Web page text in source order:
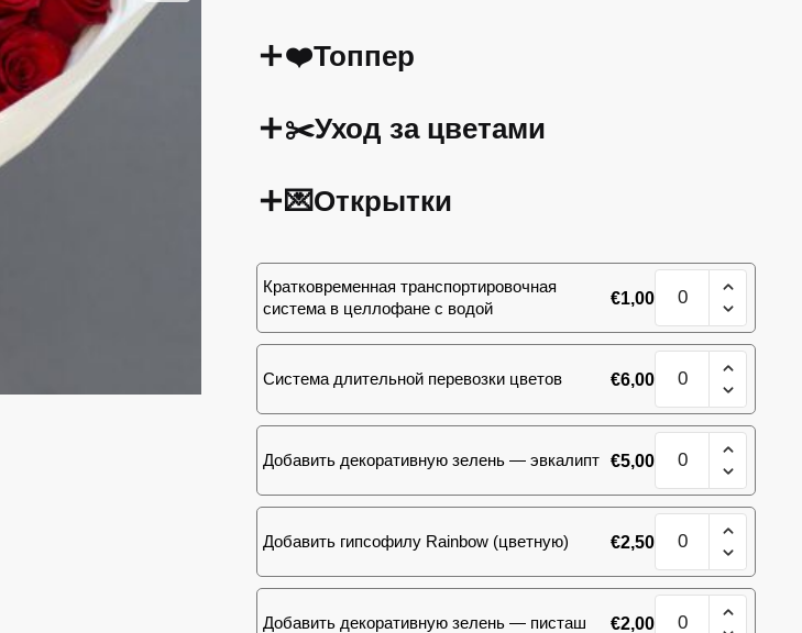
❤️Топпер
✂️Уход за цветами
💌Открытки
Кратковременная транспортировочная
система в целлофане с водой
€1,00
Количество
товара
Букет
101
роза
см
(Эквадор)
Система длительной перевозки цветов €6,00
Количество
товара
Букет
101
роза
см
(Эквадор)
Добавить декоративную зелень — эвкалипт €5,00
Количество
товара
Букет
101
роза
см
(Эквадор)
Добавить гипсофилу Rainbow (цветную) €2,50
Количество
товара
Букет
101
роза
Добавить декоративную зелень — писташ €2,00
Количество
товара